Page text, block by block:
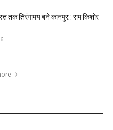
तक तिरंगामय बने कानपुर : राम किशोर